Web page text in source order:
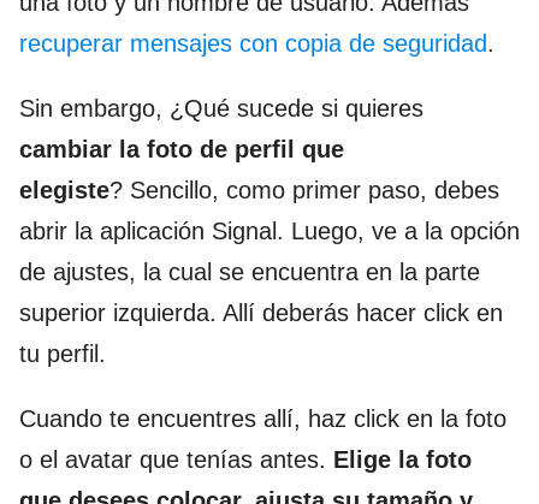
recuperar mensajes con copia de seguridad.
Sin embargo, ¿Qué sucede si quieres
cambiar la foto de perfil que
elegiste? Sencillo, como primer paso, debes
abrir la aplicación Signal. Luego, ve a la opción
de ajustes, la cual se encuentra en la parte
superior izquierda. Allí deberás hacer click en
tu perfil.
Cuando te encuentres allí, haz click en la foto
o el avatar que tenías antes. Elige la foto